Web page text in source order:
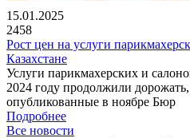
15.01.2025
2458
Рост цен на услуги
Казахстане
Услуги парикмахерских и
2024 году продолжили
опубликованные в ноябре Бюр
Подробнее
Все новости